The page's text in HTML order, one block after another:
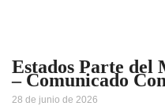
Estados Parte del
– Comunicado
28 de junio de 2026